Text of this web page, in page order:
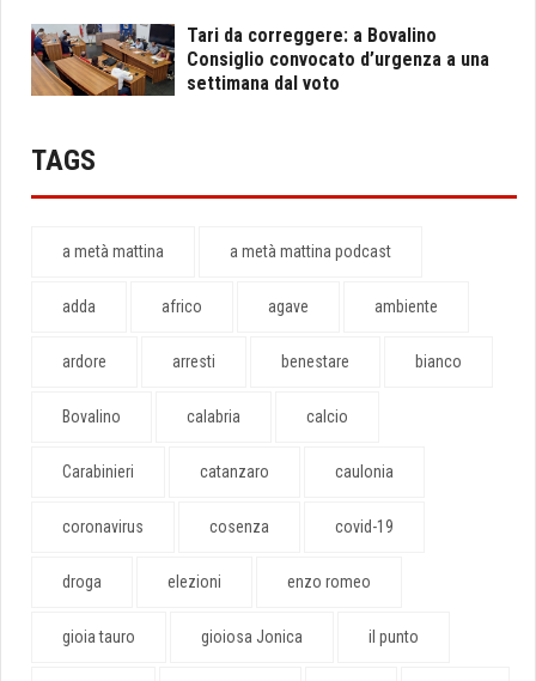
Tari da correggere: a Bovalino
Consiglio convocato d’urgenza a una
settimana dal voto
TAGS
a metà mattina a metà mattina podcast
adda africo agave ambiente
ardore arresti benestare bianco
Bovalino calabria calcio
Carabinieri catanzaro caulonia
coronavirus cosenza covid-19
droga elezioni enzo romeo
gioia tauro gioiosa Jonica il punto